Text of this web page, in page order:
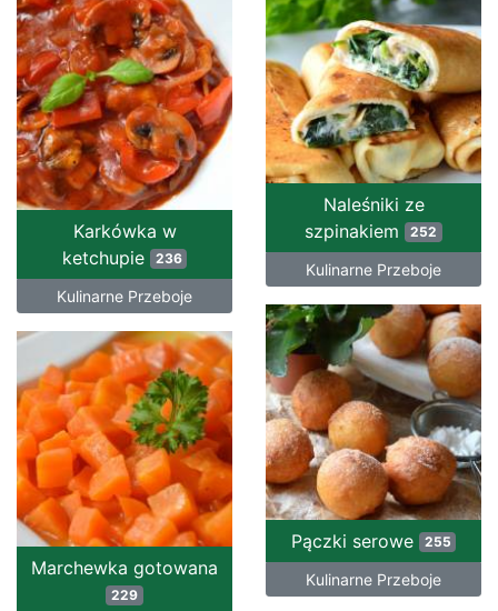
Naleśniki ze
szpinakiem 252
Kulinarne Przeboje
Karkówka w
ketchupie
236
Kulinarne Przeboje
Pączki serowe 255
Kulinarne Przeboje
Marchewka gotowana
229